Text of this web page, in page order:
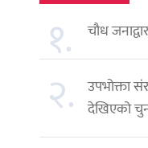
१. चौध
२. उपभोक्ता
देखिएको